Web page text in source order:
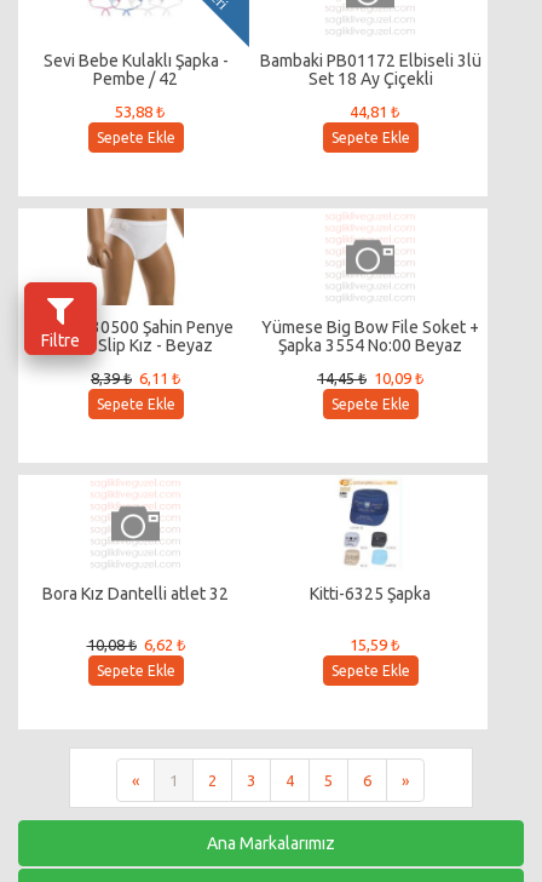
Sevi Bebe Kulaklı Şapka -
Pembe / 42
53,88 ₺
Sepete Ekle
Bambaki PB01172 Elbiseli 3lü
Set 18 Ay Çiçekli
44,81 ₺
Sepete Ekle
Limissi 30500 Şahin Penye
Boto Slip Kız - Beyaz
8,39 ₺ 6,11 ₺
Sepete Ekle
Yümese Big Bow File Soket +
Şapka 3554 No:00 Beyaz
14,45 ₺ 10,09 ₺
Sepete Ekle
Bora Kız Dantelli atlet 32
10,08 ₺ 6,62 ₺
Sepete Ekle
Kitti-6325 Şapka
15,59 ₺
Sepete Ekle
« 1 2 3 4 5 6 »
Filtre
Ana Markalarımız